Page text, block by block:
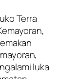
Terra
luka